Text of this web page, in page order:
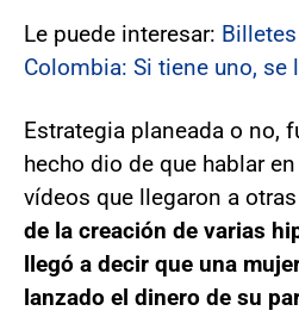
Le puede interesar:
Colombia: Si tiene uno, se
Estrategia planeada o no,
hecho dio de que hablar
vídeos que llegaron a
de la creación de varias
llegó a decir que una
lanzado el dinero de su